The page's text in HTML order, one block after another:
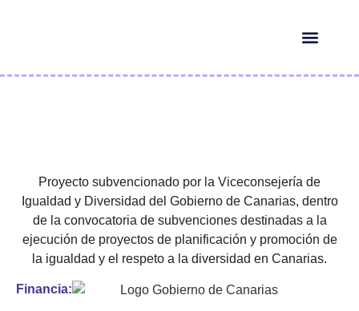
Proyecto subvencionado por la Viceconsejería de
Igualdad y Diversidad del Gobierno de Canarias, dentro
de la convocatoria de subvenciones destinadas a la
ejecución de proyectos de planificación y promoción de
la igualdad y el respeto a la diversidad en Canarias.
Financia: